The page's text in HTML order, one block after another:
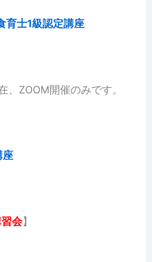
育士1級認定講座
、ZOOM開催のみです。
座
会】